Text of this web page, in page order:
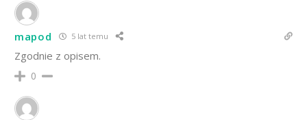
mapod 5 lat temu
Zgodnie z opisem.
0